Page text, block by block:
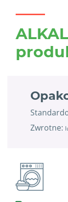
Zwrotne: